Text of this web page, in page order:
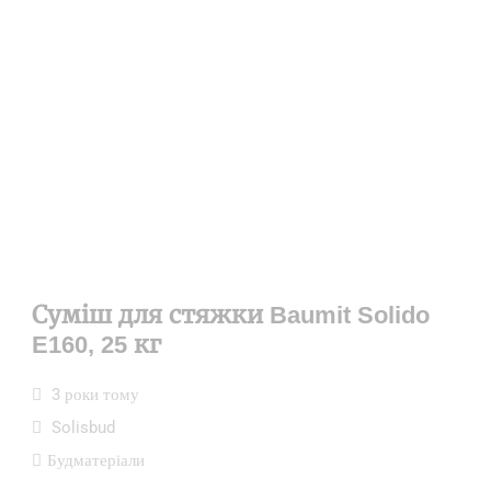
Суміш для стяжки Baumit Solido
E160, 25 кг
3 роки тому
Solisbud
Будматеріали